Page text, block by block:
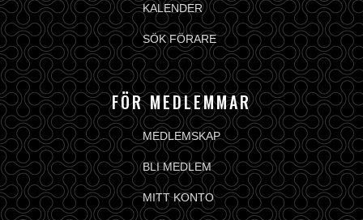
KALENDER
SÖK FÖRARE
FÖR MEDLEMMAR
MEDLEMSKAP
BLI MEDLEM
MITT KONTO